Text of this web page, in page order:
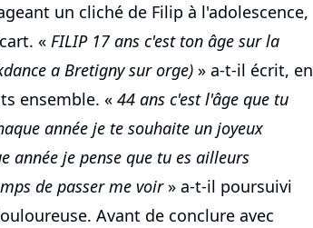
un cliché de Filip à l'adolescence,
« FILIP 17 ans c'est ton âge sur la
a Bretigny sur orge) » a-t-il écrit, en
ensemble. « 44 ans c'est l'âge que tu
année je te souhaite un joyeux
année je pense que tu es ailleurs
de passer me voir» a-t-il poursuivi
Avant de conclure avec